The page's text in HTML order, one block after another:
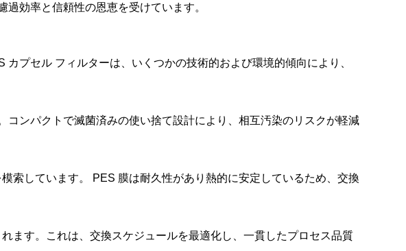
効率と信頼性の恩恵を受けています。
プセル フィルターは、いくつかの技術的および環境的傾向により、
コンパクトで滅菌済みの使い捨て設計により、相互汚染のリスクが軽減
索しています。 PES 膜は耐久性があり熱的に安定しているため、交換
ます。これは、交換スケジュールを最適化し、一貫したプロセス品質